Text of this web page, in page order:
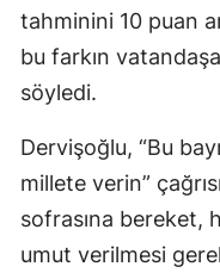
tahminini 10 puan
bu farkın
söyledi.
Dervişoğlu, “Bu
millete verin”
sofrasına bereket,
umut verilmesi